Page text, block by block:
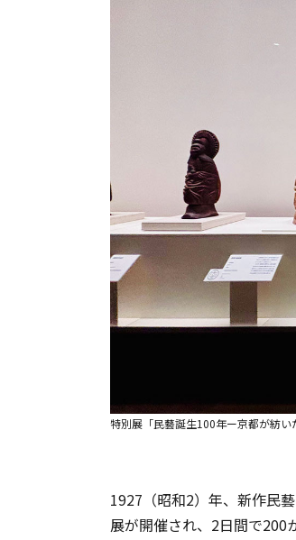
特別展「民藝誕生100年ー京都が紡い
1927（昭和2）年、新作民
展が開催され、2日間で200